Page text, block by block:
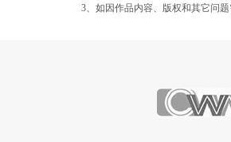
3、如因作品内容、版权和其它问